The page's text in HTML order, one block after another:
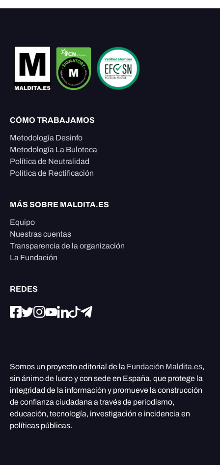
CÓMO TRABAJAMOS
Metodología Desinfo
Metodología La Buloteca
Política de Neutralidad
Política de Rectificación
MÁS SOBRE MALDITA.ES
Equipo
Nuestras cuentas
Transparencia de la organización
La Fundación
REDES
Somos un proyecto editorial de la Fundación Maldita.es,
sin ánimo de lucro y con sede en España, que protege la
integridad de la información y promueve la construcción
de confianza ciudadana a través de periodismo,
educación, tecnología, investigación e incidencia en
políticas públicas.